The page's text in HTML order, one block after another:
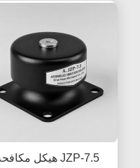
JZP-7.5 هيكل مكافحة